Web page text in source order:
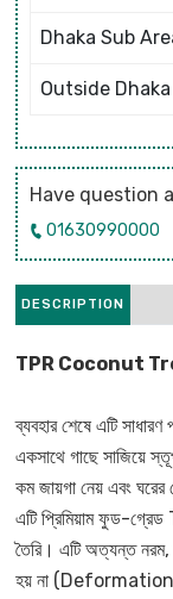
Dhaka Sub
Outside Dhaka
Have question
01630990000
DESCRIPTION
TPR Coconut
ব্যবহার শেষে এটি
একসাথে গাছে সাজিয়ে
কম জায়গা নেয় এবং ঘরের
এটি প্রিমিয়াম ফুড-
তৈরি। এটি অত্যন্ত নরম,
হয় না